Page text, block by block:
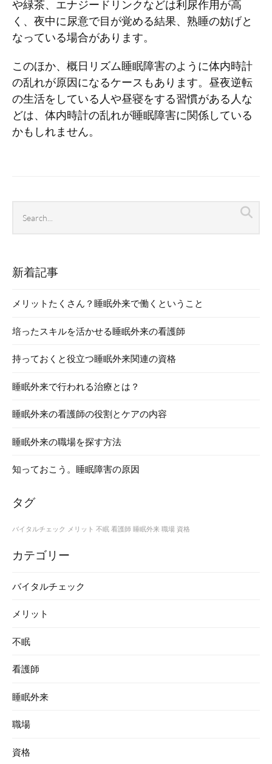
や緑茶、エナジードリンクなどは利尿作用が高
く、夜中に尿意で目が覚める結果、熟睡の妨げと
なっている場合があります。
このほか、概日リズム睡眠障害のように体内時計
の乱れが原因になるケースもあります。昼夜逆転
の生活をしている人や昼寝をする習慣がある人な
どは、体内時計の乱れが睡眠障害に関係している
かもしれません。
archives
新着記事
メリットたくさん？睡眠外来で働くということ
培ったスキルを活かせる睡眠外来の看護師
持っておくと役立つ睡眠外来関連の資格
睡眠外来で行われる治療とは？
睡眠外来の看護師の役割とケアの内容
睡眠外来の職場を探す方法
知っておこう。睡眠障害の原因
タグ
バイタルチェック メリット 不眠 看護師 睡眠外来 職場 資格
カテゴリー
バイタルチェック
メリット
不眠
看護師
睡眠外来
職場
資格